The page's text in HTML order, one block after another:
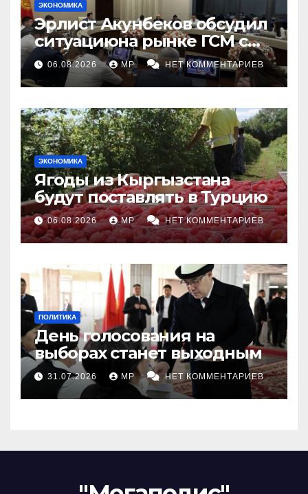
ЭКОНОМИКА
Эрлист Акунбеков обсудил
ситуациюна рынке ГСМ с
топливными компаниями
06.08.2026 MP НЕТ КОММЕНТАРИЕВ
ЭКОНОМИКА
Ягоды из Кыргызстана
будут поставлять в Турцию
06.08.2026 MP НЕТ КОММЕНТАРИЕВ
ПОЛИТИКА
День голосования на
выборах станет выходным
31.07.2026 MP НЕТ КОММЕНТАРИЕВ